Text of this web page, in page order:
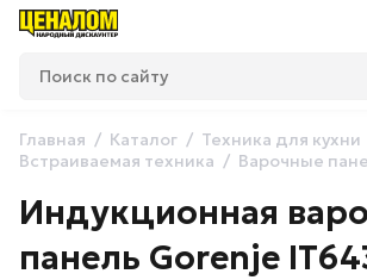
Главная Каталог
Техника для кухни
Встраиваемая техника
Варочные
Индукционная
панель Gorenje